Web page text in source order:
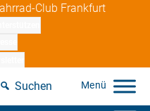
Club Frankfurt
Suchen